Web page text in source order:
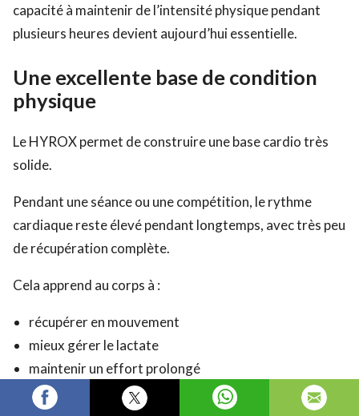
capacité à maintenir de l’intensité physique pendant
plusieurs heures devient aujourd’hui essentielle.
Une excellente base de condition
physique
Le HYROX permet de construire une base cardio très
solide.
Pendant une séance ou une compétition, le rythme
cardiaque reste élevé pendant longtemps, avec très peu
de récupération complète.
Cela apprend au corps à :
récupérer en mouvement
mieux gérer le lactate
maintenir un effort prolongé
continuer à produire de la qualité sous fatigue